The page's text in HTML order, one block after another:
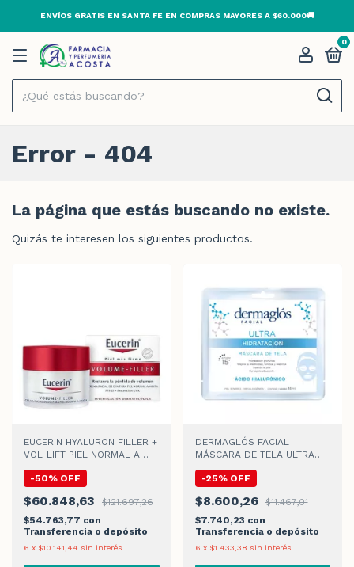
ENVÍOS GRATIS EN SANTA FE EN COMPRAS MAYORES A $60.000🚚
0
Error - 404
La página que estás buscando no existe.
Quizás te interesen los siguientes productos.
EUCERIN HYALURON FILLER +
VOL-LIFT PIEL NORMAL A
-50% OFF
$60.848,63
$121.697,26
$54.763,77 con
Transferencia o depósito
6 x $10.141,44 sin interés
DERMAGLÓS FACIAL
MÁSCARA DE TELA ULTRA
-25% OFF
$8.600,26
$11.467,01
$7.740,23 con
Transferencia o depósito
6 x $1.433,38 sin interés